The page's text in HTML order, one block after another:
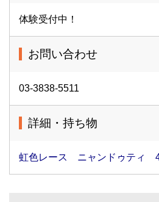
体験受付中！
お問い合わせ
03-3838-5511
詳細・持ち物
虹色レース ニャンドゥティ